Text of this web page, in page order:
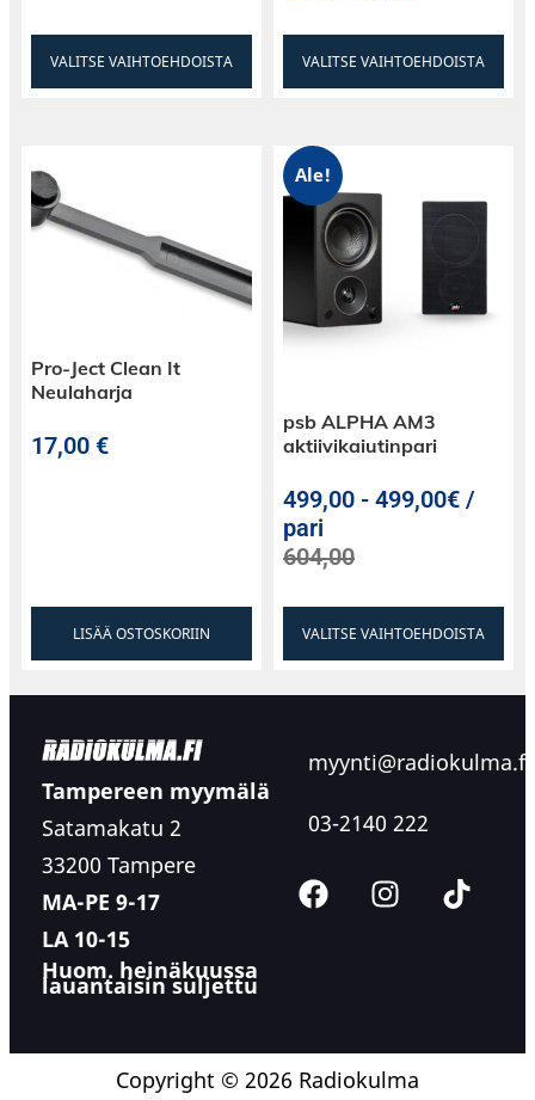
VALITSE VAIHTOEHDOISTA VALITSE VAIHTOEHDOISTA
Pro-Ject Clean It
Neulaharja
17,00€
LISÄÄ OSTOSKORIIN
Ale!
psb ALPHA AM3
aktiivikaiutinpari
499,00 -499,00€ /
pari
604,00
VALITSE VAIHTOEHDOISTA
Tampereen myymälä
Satamakatu 2
33200 Tampere
MA-PE 9-17
LA 10-15
Huom. heinäkuussa
lauantaisin suljettu
myynti@radiokulma.fi
03-2140 222
Copyright © 2026 Radiokulma